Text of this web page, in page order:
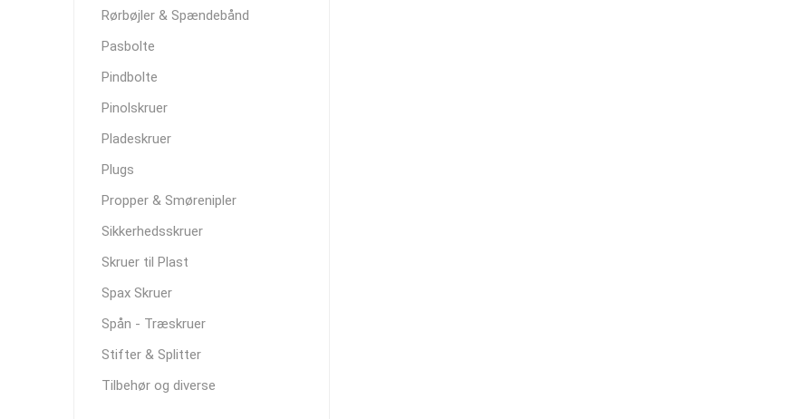
Rørbøjler & Spændebånd
Pasbolte
Pindbolte
Pinolskruer
Pladeskruer
Plugs
Propper & Smørenipler
Sikkerhedsskruer
Skruer til Plast
Spax Skruer
Spån - Træskruer
Stifter & Splitter
Tilbehør og diverse